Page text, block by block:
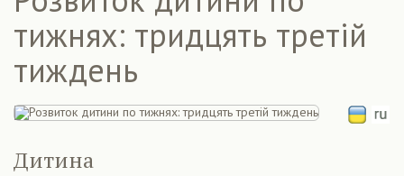
тижнях: тридцять третій
тиждень
Дитина